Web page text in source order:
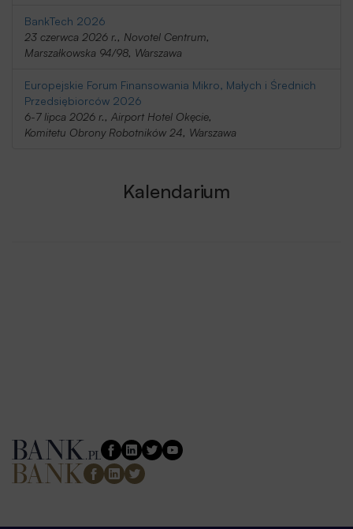
BankTech 2026
23 czerwca 2026 r., Novotel Centrum,
Marszałkowska 94/98, Warszawa
Europejskie Forum Finansowania Mikro, Małych i Średnich
Przedsiębiorców 2026
6-7 lipca 2026 r., Airport Hotel Okęcie,
Komitetu Obrony Robotników 24, Warszawa
Kalendarium